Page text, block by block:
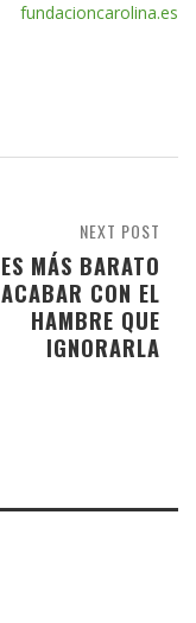
fundacioncarolina.es
NEXT POST
ES MÁS BARATO
ACABAR CON EL
HAMBRE QUE
IGNORARLA